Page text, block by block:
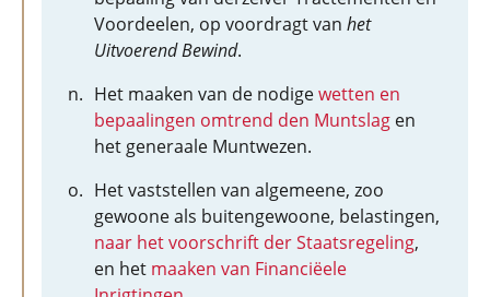
Voordeelen, op voordragt van het
Uitvoerend Bewind.
Het maaken van de nodigewetten en
bepaalingen omtrend den Muntslag en
het generaale Muntwezen.
Het vaststellen van algemeene, zoo
gewoone als buitengewoone, belastingen,
naar het voorschrift der Staatsregeling,
en het maaken van Financiëele